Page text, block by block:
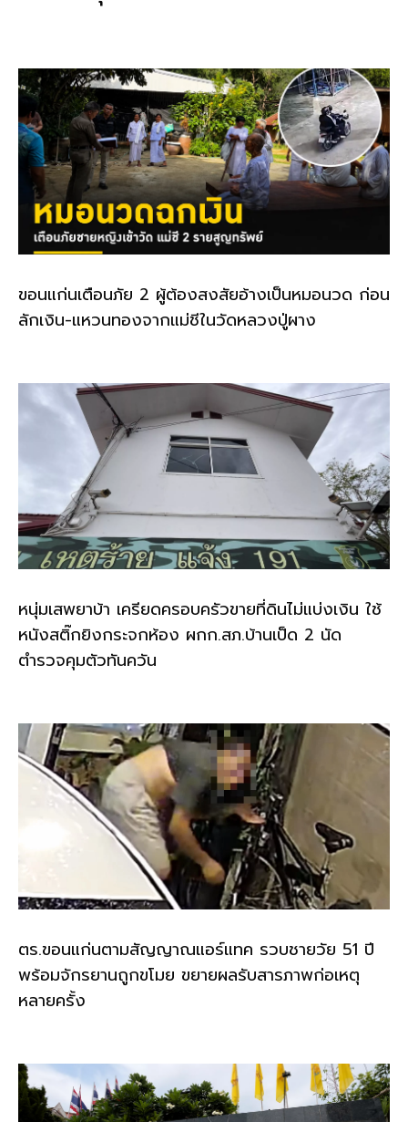
k
ขอนแก่นเตือนภัย 2 ผู้ต้องสงสัยอ้างเป็นหมอนวด ก่อน
ลักเงิน-แหวนทองจากแม่ชีในวัดหลวงปู่ผาง
หนุ่มเสพยาบ้า เครียดครอบครัวขายที่ดินไม่แบ่งเงิน ใช้
หนังสติ๊กยิงกระจกห้อง ผกก.สภ.บ้านเป็ด 2 นัด
ตำรวจคุมตัวทันควัน
ตร.ขอนแก่นตามสัญญาณแอร์แทค รวบชายวัย 51 ปี
พร้อมจักรยานถูกขโมย ขยายผลรับสารภาพก่อเหตุ
หลายครั้ง